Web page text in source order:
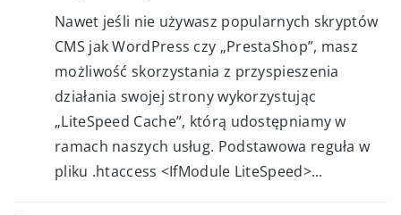
Nawet jeśli nie używasz popularnych skryptów
CMS jak WordPress czy „PrestaShop”, masz
możliwość skorzystania z przyspieszenia
działania swojej strony wykorzystując
„LiteSpeed Cache”, którą udostępniamy w
ramach naszych usług. Podstawowa reguła w
pliku .htaccess <IfModule LiteSpeed>...